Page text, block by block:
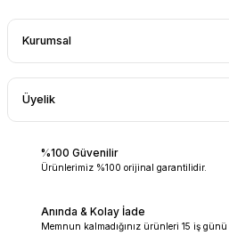
Kurumsal
Üyelik
%100 Güvenilir
Ürünlerimiz %100 orijinal garantilidir.
Anında & Kolay İade
Memnun kalmadığınız ürünleri 15 iş